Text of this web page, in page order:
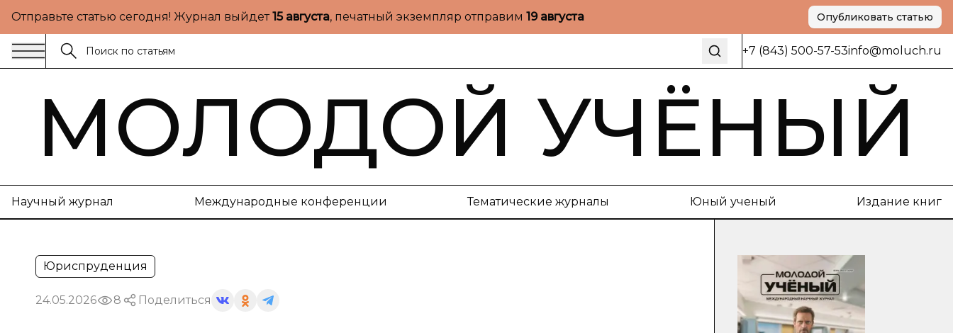
Отправьте статью сегодня! Журнал выйдет15 августа, печатный экземпляр отправим 19 августа Опубликовать статью
+7 (843) 500-57-53info@moluch.ru
МОЛОДОЙ УЧЁНЫЙ
Научный журнал Международные конференции Тематические журналы Юный ученый Издание книг
Юриспруденция
24.05.2026 8 Поделиться